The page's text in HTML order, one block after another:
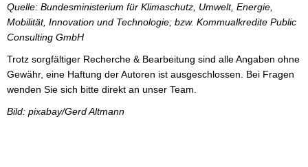
Quelle: Bundesministerium für Klimaschutz, Umwelt, Energie,
Mobilität, Innovation und Technologie; bzw. Kommualkredite Public
Consulting GmbH
Trotz sorgfältiger Recherche & Bearbeitung sind alle Angaben ohne
Gewähr, eine Haftung der Autoren ist ausgeschlossen. Bei Fragen
wenden Sie sich bitte direkt an unser Team.
Bild: pixabay/Gerd Altmann